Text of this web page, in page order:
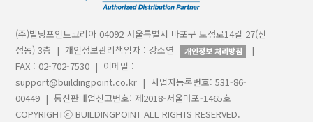
(주)빌딩포인트코리아 04092 서울특별시 마포구 토정로14길 27(신
정동) 3층 | 개인정보관리책임자 : 강소연
개인정보 처리방침
|
FAX : 02-702-7530 | 이메일 :
support@buildingpoint.co.kr | 사업자등록번호: 531-86-
00449 | 통신판매업신고번호: 제2018-서울마포-1465호
COPYRIGHTⓒ BUILDINGPOINT ALL RIGHTS RESERVED.